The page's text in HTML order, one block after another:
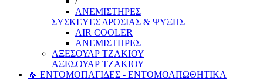
ΑΝΕΜΙΣΤΗΡΕΣ
ΣΥΣΚΕΥΕΣ ΔΡΟΣΙΑΣ & ΨΥΞΗΣ
AIR COOLER
ΑΝΕΜΙΣΤΗΡΕΣ
ΑΞΕΣΟΥΑΡ ΤΖΑΚΙΟΥ
ΑΞΕΣΟΥΑΡ ΤΖΑΚΙΟΥ
🦟 ΕΝΤΟΜΟΠΑΓΙΔΕΣ - ΕΝΤΟΜΟΑΠΩΘΗΤΙΚΑ